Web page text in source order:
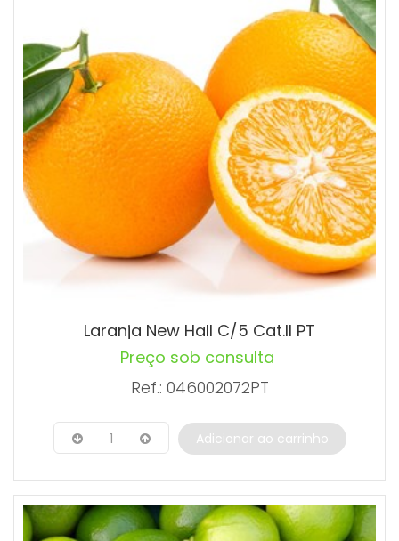
Laranja New Hall C/5 Cat.II PT
Preço sob consulta
Ref.: 046002072PT
1 Adicionar ao carrinho